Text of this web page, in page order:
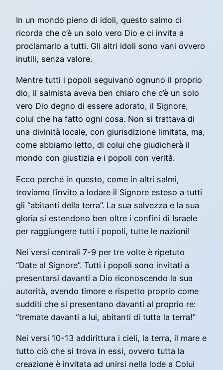
In un mondo pieno di idoli, questo salmo ci
ricorda che c’è un solo vero Dio e ci invita a
proclamarlo a tutti. Gli altri idoli sono vani ovvero
inutili, senza valore.
Mentre tutti i popoli seguivano ognuno il proprio
dio, il salmista aveva ben chiaro che c’è un solo
vero Dio degno di essere adorato, il Signore,
colui che ha fatto ogni cosa. Non si trattava di
una divinità locale, con giurisdizione limitata, ma,
come abbiamo letto, di colui che giudicherà il
mondo con giustizia e i popoli con verità.
Ecco perché in questo, come in altri salmi,
troviamo l’invito a lodare il Signore esteso a tutti
gli “abitanti della terra”. La sua salvezza e la sua
gloria si estendono ben oltre i confini di Israele
per raggiungere tutti i popoli, tutte le nazioni!
Nei versi centrali 7-9 per tre volte è ripetuto
“Date al Signore”. Tutti i popoli sono invitati a
presentarsi davanti a Dio riconoscendo la sua
autorità, avendo timore e rispetto proprio come
sudditi che si presentano davanti al proprio re:
“tremate davanti a lui, abitanti di tutta la terra!”
Nei versi 10-13 addirittura i cieli, la terra, il mare e
tutto ciò che si trova in essi, ovvero tutta la
creazione è invitata ad unirsi nella lode a Colui